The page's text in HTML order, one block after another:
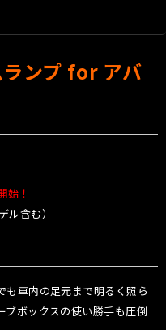
ンプ for アバ
始！
含む）
も車内の足元まで明るく照ら
ブボックスの使い勝手も圧倒